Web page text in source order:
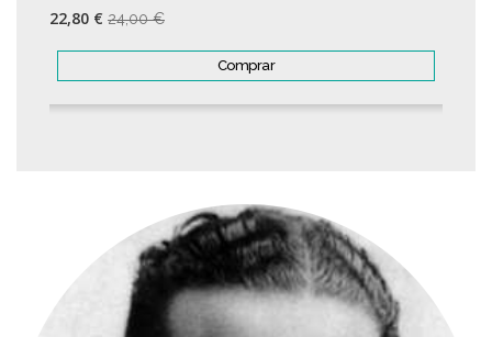
22,80 € 24,00 €
Comprar